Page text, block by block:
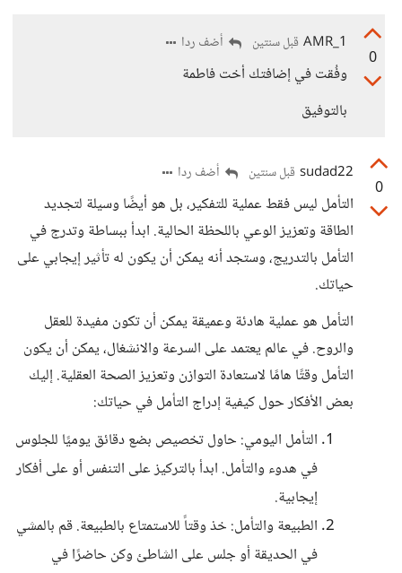
0
AMR_1 قبل سنتين أضف ردا
وفُقت في إضافتك أخت فاطمة
بالتوفيق
0
sudad22 قبل سنتين أضف ردا
التأمل ليس فقط عملية للتفكير، بل هو أيضًا وسيلة لتجديد
الطاقة وتعزيز الوعي باللحظة الحالية. ابدأ ببساطة وتدرج في
التأمل بالتدريج، وستجد أنه يمكن أن يكون له تأثير إيجابي على
حياتك.
التأمل هو عملية هادئة وعميقة يمكن أن تكون مفيدة للعقل
والروح. في عالم يعتمد على السرعة والانشغال، يمكن أن يكون
التأمل وقتًا هامًا لاستعادة التوازن وتعزيز الصحة العقلية. إليك
بعض الأفكار حول كيفية إدراج التأمل في حياتك:
التأمل اليومي: حاول تخصيص بضع دقائق يوميًا للجلوس
في هدوء والتأمل. ابدأ بالتركيز على التنفس أو على أفكار
إيجابية.
الطبيعة والتأمل: خذ وقتاً للاستمتاع بالطبيعة. قم بالمشي
في الحديقة أو جلس على الشاطئ وكن حاضرًا في